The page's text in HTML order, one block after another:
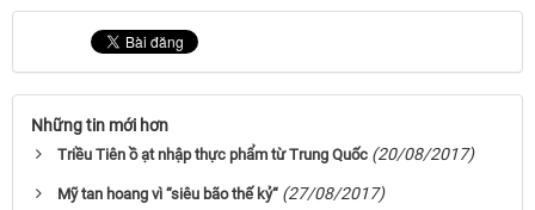
Những tin mới hơn
Triều Tiên ồ ạt nhập thực phẩm từ Trung Quốc (20/08/2017)
Mỹ tan hoang vì “siêu bão thế kỷ“ (27/08/2017)